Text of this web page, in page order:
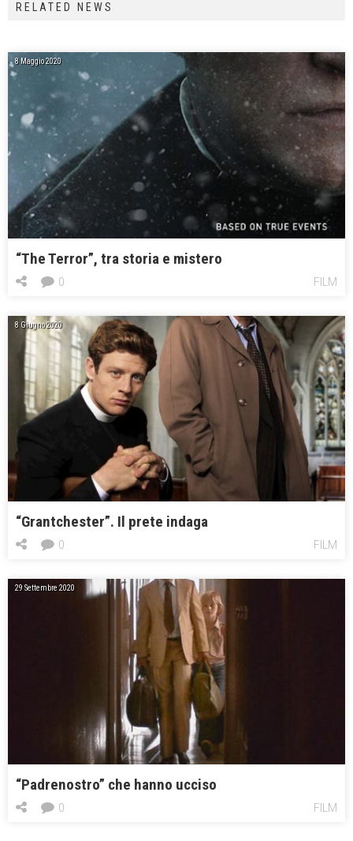
RELATED NEWS
8 Maggio 2020
“The Terror”, tra storia e mistero
FILM
0
8 Giugno 2020
“Grantchester”. Il prete indaga
FILM
0
29 Settembre 2020
“Padrenostro” che hanno ucciso
FILM
0